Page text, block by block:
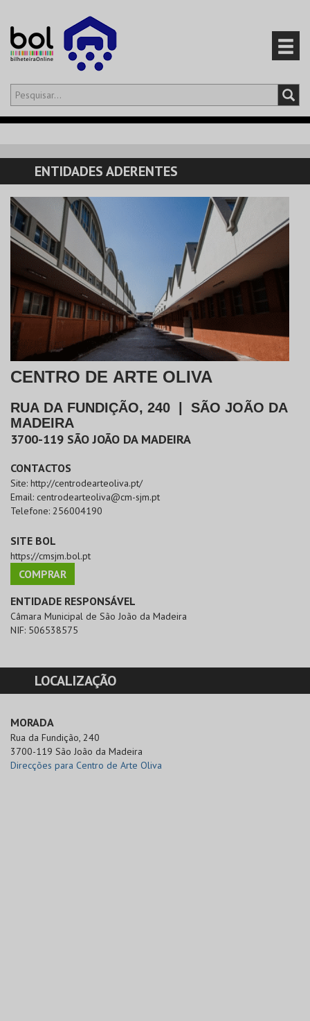
Olá,iniciar sessão
CARRINHO
EVENTOS
CARTÕES
PRODUTOS
ENTIDADES ADERENTES
CENTRO DE ARTE OLIVA
RUA DA FUNDIÇÃO, 240
SÃO JOÃO DA
MADEIRA
3700-119 SÃO JOÃO DA MADEIRA
CONTACTOS
Site: http://centrodearteoliva.pt/
Email: centrodearteoliva@cm-sjm.pt
Telefone: 256004190
SITE BOL
https://cmsjm.bol.pt
COMPRAR
ENTIDADE RESPONSÁVEL
Câmara Municipal de São João da Madeira
NIF: 506538575
LOCALIZAÇÃO
MORADA
Rua da Fundição, 240
3700-119 São João da Madeira
Direcções para Centro de Arte Oliva